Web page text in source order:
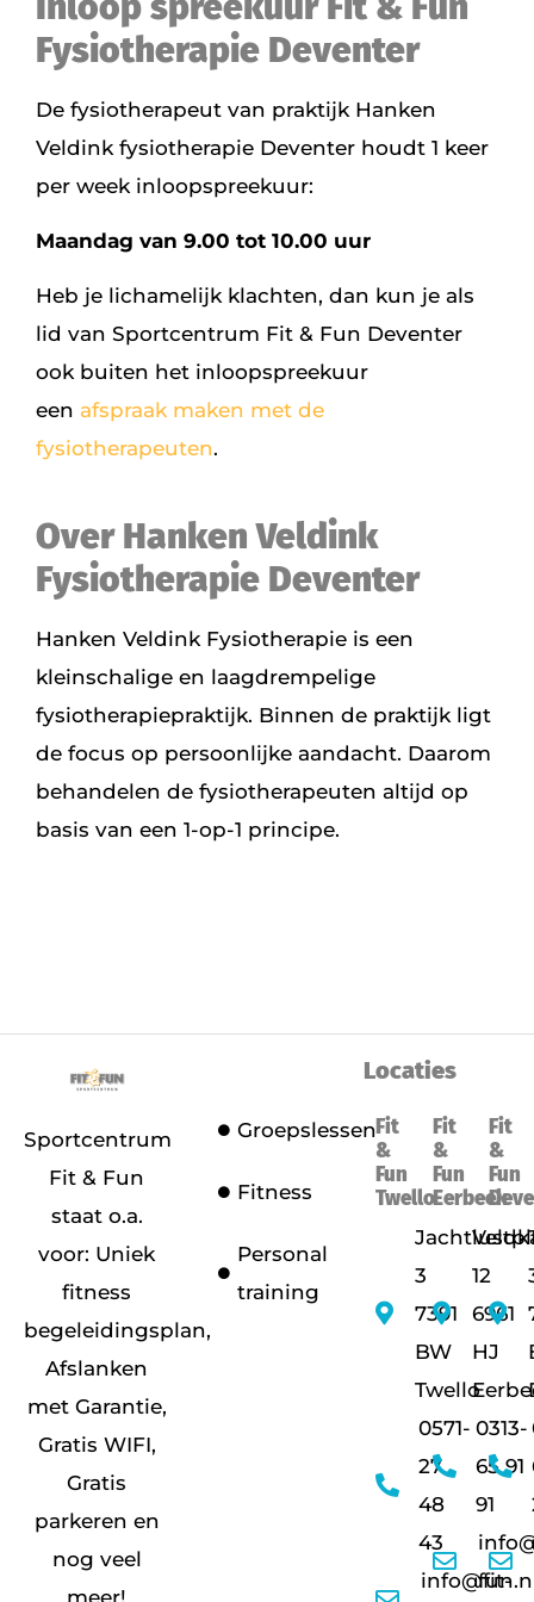
Fysiotherapie Deventer
De fysiotherapeut van praktijk Hanken
Veldink fysiotherapie Deventer houdt 1 keer
per week inloopspreekuur:
Maandag van 9.00 tot 10.00 uur
Heb je lichamelijk klachten, dan kun je als
lid van Sportcentrum Fit & Fun Deventer
ook buiten het inloopspreekuur
een afspraak maken met de
fysiotherapeuten.
Over Hanken Veldink
Fysiotherapie Deventer
Hanken Veldink Fysiotherapie is een
kleinschalige en laagdrempelige
fysiotherapiepraktijk. Binnen de praktijk ligt
de focus op persoonlijke aandacht. Daarom
behandelen de fysiotherapeuten altijd op
basis van een 1-op-1 principe.
Sportcentrum
Fit & Fun
staat o.a.
voor: Uniek
fitness
begeleidingsplan,
Afslanken
met Garantie,
Gratis WIFI,
Gratis
parkeren en
nog veel
meer!
Groepslessen
Fitness
Personal
training
Locaties
Fit
&
Fun
Twello
3
7391
BW
Twello
0571-
27
48
43
info@fit-
Fit
&
Fun
Eerbeek
12
6961
HJ
0313-
65 91
91
Fit
&
Fun